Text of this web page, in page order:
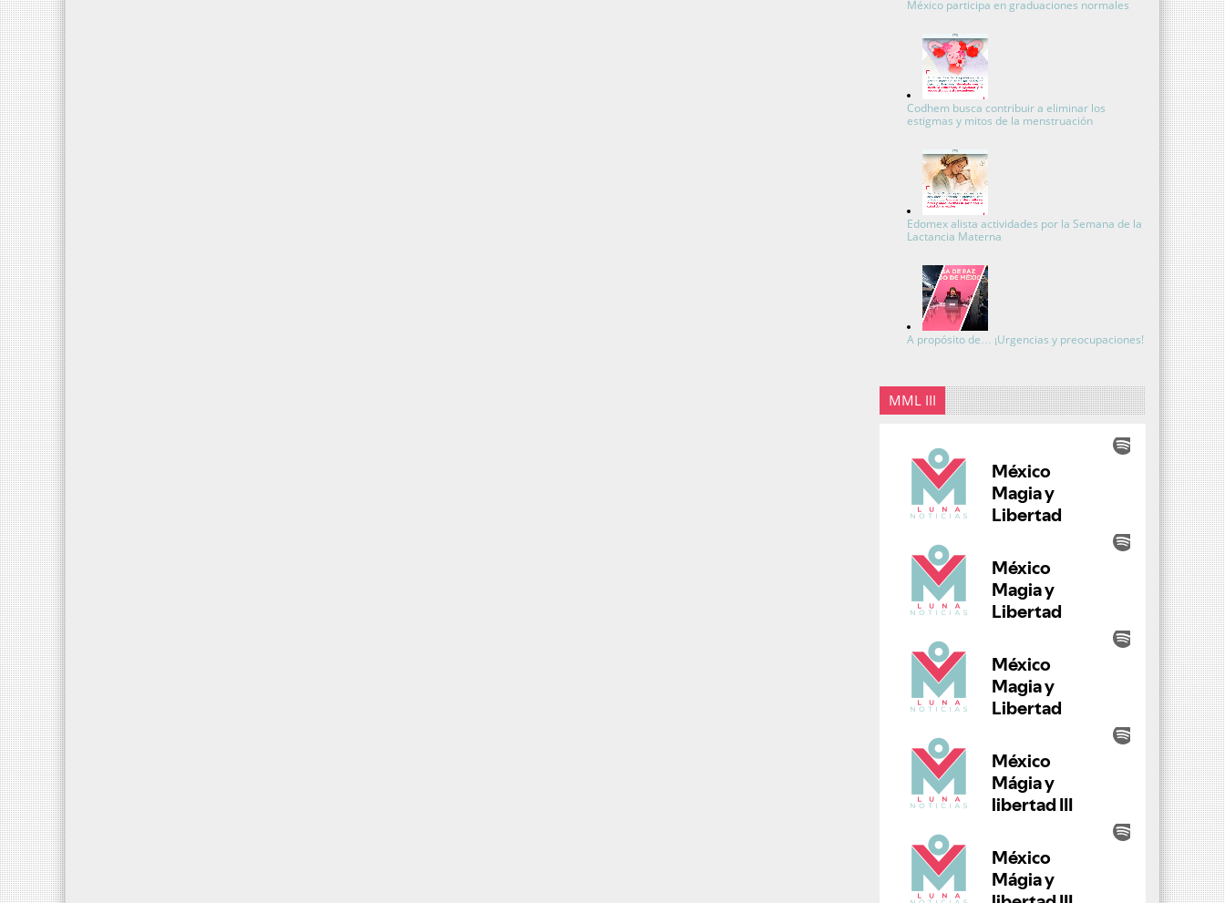
México participa en graduaciones normales
Codhem busca contribuir a eliminar los
estigmas y mitos de la menstruación
Edomex alista actividades por la Semana de la
Lactancia Materna
A propósito de… ¡Urgencias y preocupaciones!
MML III